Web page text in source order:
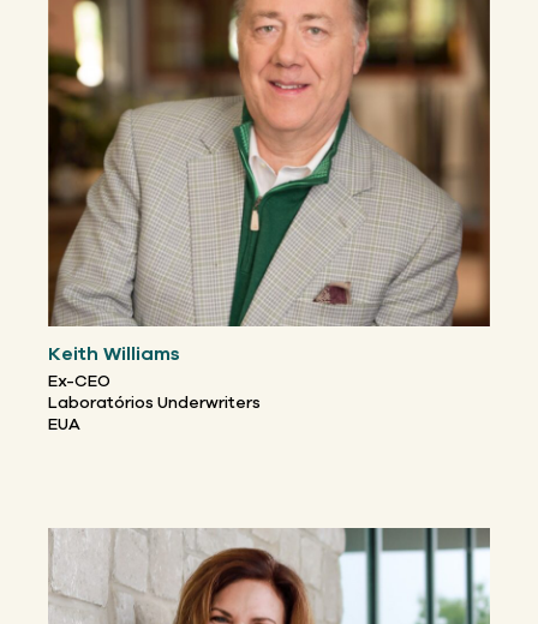
Keith Williams
Ex-CEO
Laboratórios Underwriters
EUA